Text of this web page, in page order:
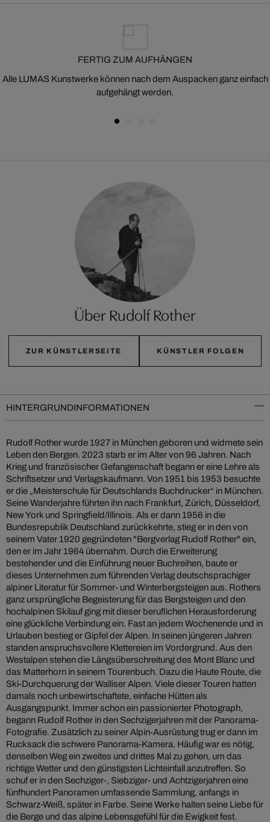
FERTIG ZUM AUFHÄNGEN
Alle LUMAS Kunstwerke können nach dem Auspacken ganz einfach
aufgehängt werden.
Über Rudolf Rother
ZUR KÜNSTLERSEITE KÜNSTLER FOLGEN
HINTERGRUNDINFORMATIONEN
Rudolf Rother wurde 1927 in München geboren und widmete sein
Leben den Bergen. 2023 starb er im Alter von 96 Jahren. Nach
Krieg und französischer Gefangenschaft begann er eine Lehre als
Schriftsetzer und Verlagskaufmann. Von 1951 bis 1953 besuchte
er die „Meisterschule für Deutschlands Buchdrucker“ in München.
Seine Wanderjahre führten ihn nach Frankfurt, Zürich, Düsseldorf,
New York und Springfield/Illinois. Als er dann 1956 in die
Bundesrepublik Deutschland zurückkehrte, stieg er in den von
seinem Vater 1920 gegründeten "Bergverlag Rudolf Rother" ein,
den er im Jahr 1964 übernahm. Durch die Erweiterung
bestehender und die Einführung neuer Buchreihen, baute er
dieses Unternehmen zum führenden Verlag deutschsprachiger
alpiner Literatur für Sommer- und Winterbergsteigen aus. Rothers
ganz ursprüngliche Begeisterung für das Bergsteigen und den
hochalpinen Skilauf ging mit dieser beruflichen Herausforderung
eine glückliche Verbindung ein. Fast an jedem Wochenende und in
Urlauben bestieg er Gipfel der Alpen. In seinen jüngeren Jahren
standen anspruchsvollere Klettereien im Vordergrund. Aus den
Westalpen stehen die Längsüberschreitung des Mont Blanc und
das Matterhorn in seinem Tourenbuch. Dazu die Haute Route, die
Ski-Durchquerung der Walliser Alpen. Viele dieser Touren hatten
damals noch unbewirtschaftete, einfache Hütten als
Ausgangspunkt. Immer schon ein passionierter Photograph,
begann Rudolf Rother in den Sechzigerjahren mit der Panorama-
Fotografie. Zusätzlich zu seiner Alpin-Ausrüstung trug er dann im
Rucksack die schwere Panorama-Kamera. Häufig war es nötig,
denselben Weg ein zweites und drittes Mal zu gehen, um das
richtige Wetter und den günstigsten Lichteinfall anzutreffen. So
schuf er in den Sechziger-, Siebziger- und Achtzigerjahren eine
fünfhundert Panoramen umfassende Sammlung, anfangs in
Schwarz-Weiß, später in Farbe. Seine Werke halten seine Liebe für
die Berge und das alpine Lebensgefühl für die Ewigkeit fest.